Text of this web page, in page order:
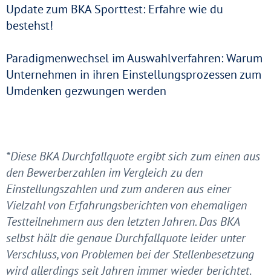
Update zum BKA Sporttest: Erfahre wie du
bestehst!
Paradigmenwechsel im Auswahlverfahren: Warum
Unternehmen in ihren Einstellungsprozessen zum
Umdenken gezwungen werden
*Diese BKA Durchfallquote ergibt sich zum einen aus
den Bewerberzahlen im Vergleich zu den
Einstellungszahlen und zum anderen aus einer
Vielzahl von Erfahrungsberichten von ehemaligen
Testteilnehmern aus den letzten Jahren. Das BKA
selbst hält die genaue Durchfallquote leider unter
Verschluss, von Problemen bei der Stellenbesetzung
wird allerdings seit Jahren immer wieder berichtet.